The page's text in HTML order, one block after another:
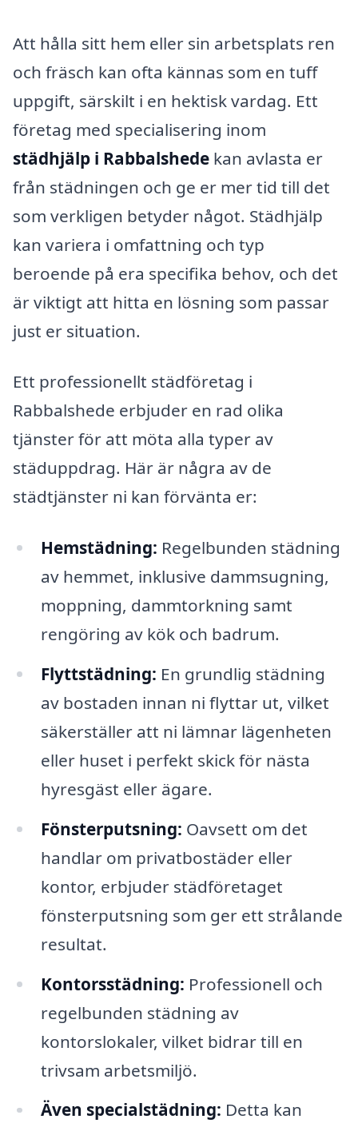
Att hålla sitt hem eller sin arbetsplats ren
och fräsch kan ofta kännas som en tuff
uppgift, särskilt i en hektisk vardag. Ett
företag med specialisering inom
städhjälp i Rabbalshede kan avlasta er
från städningen och ge er mer tid till det
som verkligen betyder något. Städhjälp
kan variera i omfattning och typ
beroende på era specifika behov, och det
är viktigt att hitta en lösning som passar
just er situation.
Ett professionellt städföretag i
Rabbalshede erbjuder en rad olika
tjänster för att möta alla typer av
städuppdrag. Här är några av de
städtjänster ni kan förvänta er:
Hemstädning: Regelbunden städning
av hemmet, inklusive dammsugning,
moppning, dammtorkning samt
rengöring av kök och badrum.
Flyttstädning: En grundlig städning
av bostaden innan ni flyttar ut, vilket
säkerställer att ni lämnar lägenheten
eller huset i perfekt skick för nästa
hyresgäst eller ägare.
Fönsterputsning: Oavsett om det
handlar om privatbostäder eller
kontor, erbjuder städföretaget
fönsterputsning som ger ett strålande
resultat.
Kontorsstädning: Professionell och
regelbunden städning av
kontorslokaler, vilket bidrar till en
trivsam arbetsmiljö.
Även specialstädning: Detta kan